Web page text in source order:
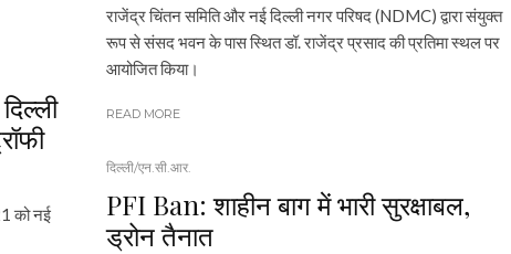
को नई
राजेंद्र चिंतन समिति और नई दिल्ली नगर परिषद (NDMC) द्वारा संयुक्त
रूप से संसद भवन के पास स्थित डॉ. राजेंद्र प्रसाद की प्रतिमा स्थल पर
आयोजित किया।
READ MORE
दिल्ली/एन.सी.आर.
PFI Ban: शाहीन बाग में भारी सुरक्षाबल,
ड्रोन तैनात